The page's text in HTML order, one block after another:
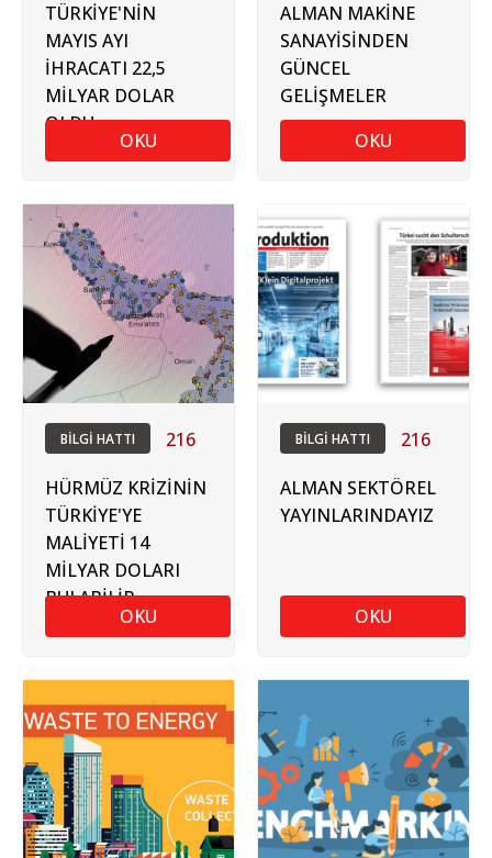
TÜRKİYE'NİN
MAYIS AYI
İHRACATI 22,5
MİLYAR DOLAR
OLDU
OKU
ALMAN MAKİNE
SANAYİSİNDEN
GÜNCEL
GELİŞMELER
OKU
BİLGİ HATTI 216
HÜRMÜZ KRİZİNİN
TÜRKİYE'YE
MALİYETİ 14
MİLYAR DOLARI
BULABİLİR
OKU
BİLGİ HATTI 216
ALMAN SEKTÖREL
YAYINLARINDAYIZ
OKU